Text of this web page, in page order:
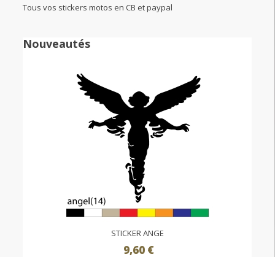
Tous vos stickers motos en CB et paypal
Nouveautés
STICKER ANGE
9,60 €